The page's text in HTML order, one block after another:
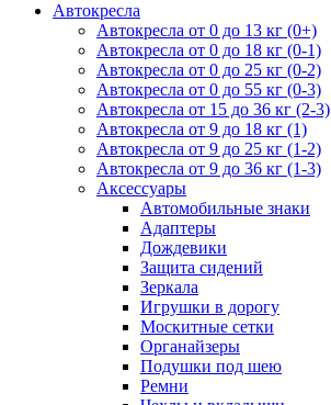
Автокресла
Автокресла от 0 до 13 кг (0+)
Автокресла от 0 до 18 кг (0-1)
Автокресла от 0 до 25 кг (0-2)
Автокресла от 0 до 55 кг (0-3)
Автокресла от 15 до 36 кг (2-3)
Автокресла от 9 до 18 кг (1)
Автокресла от 9 до 25 кг (1-2)
Автокресла от 9 до 36 кг (1-3)
Аксессуары
Автомобильные знаки
Адаптеры
Дождевики
Защита сидений
Зеркала
Игрушки в дорогу
Москитные сетки
Органайзеры
Подушки под шею
Ремни